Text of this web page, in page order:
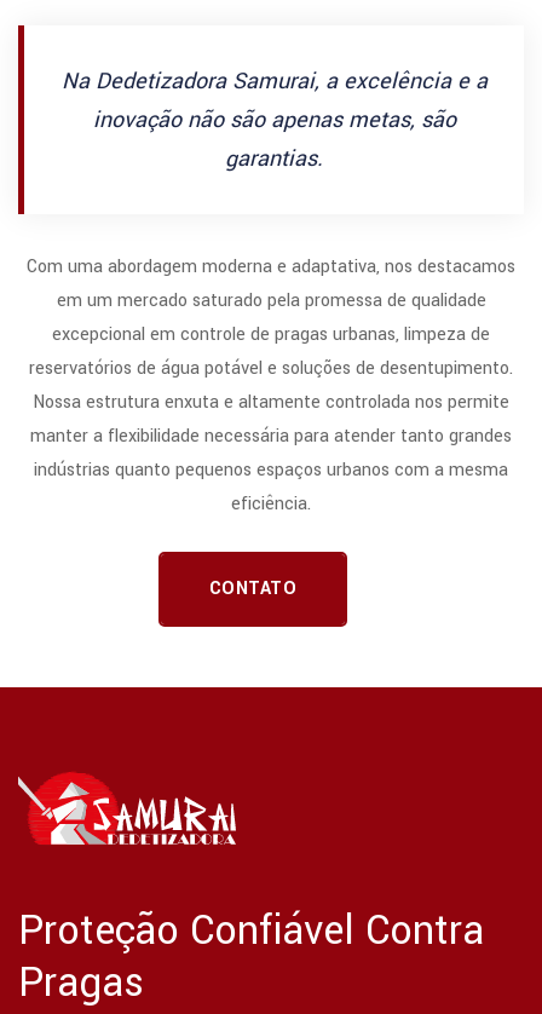
Na Dedetizadora Samurai, a excelência e a
inovação não são apenas metas, são
garantias.
Com uma abordagem moderna e adaptativa, nos destacamos
em um mercado saturado pela promessa de qualidade
excepcional em controle de pragas urbanas, limpeza de
reservatórios de água potável e soluções de desentupimento.
Nossa estrutura enxuta e altamente controlada nos permite
manter a flexibilidade necessária para atender tanto grandes
indústrias quanto pequenos espaços urbanos com a mesma
eficiência.
CONTATO
Proteção Confiável Contra
Pragas